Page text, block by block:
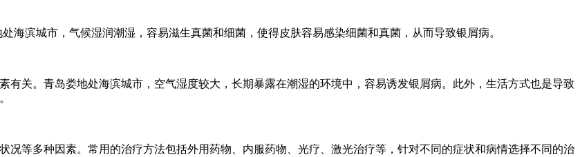
海滨城市，气候湿润潮湿，容易滋生真菌和细菌，使得皮肤容易感染细菌和真菌，从而导致银屑病。
关。青岛娄地处海滨城市，空气湿度较大，长期暴露在潮湿的环境中，容易诱发银屑病。此外，生活方式也是导致
等多种因素。常用的治疗方法包括外用药物、内服药物、光疗、激光治疗等，针对不同的症状和病情选择不同的治